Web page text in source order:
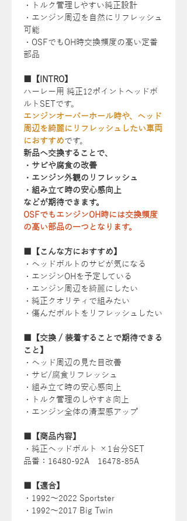
・トルク管理しやすい純正設計
・エンジン周辺を自然にリフレッシュ
可能
・OSFでもOH時交換頻度の高い定番
部品
■【INTRO】
ハーレー用 純正12ポイントヘッドボ
ルトSETです。
エンジンオーバーホール時や、ヘッド
周辺を綺麗にリフレッシュしたい車両
におすすめです。
新品へ交換することで、
・サビや腐食の改善
・エンジン外観のリフレッシュ
・組み立て時の安心感向上
などが期待できます。
OSFでもエンジンOH時には交換頻度
の高い部品の一つとなります。
■【こんな方におすすめ】
・ヘッドボルトのサビが気になる
・エンジンOHを予定している
・エンジン周辺を綺麗にしたい
・純正クオリティで組みたい
・傷んだボルトをリフレッシュしたい
■【交換 / 装着することで期待できる
こと】
・ヘッド周辺の見た目改善
・サビ/腐食リフレッシュ
・組み立て時の安心感向上
・トルク管理のしやすさ向上
・エンジン全体の清潔感アップ
■【商品内容】
・純正ヘッドボルト ×1台分SET
品番：16480-92A 16478-85A
■【適合】
・1992〜2022 Sportster
・1992〜2017 Big Twin